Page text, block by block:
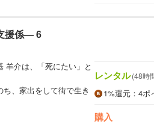
援係― 6
羊介は、「死にたい」と
、家出をして街で生き
レンタル(48時
1%還元 ：4
購入